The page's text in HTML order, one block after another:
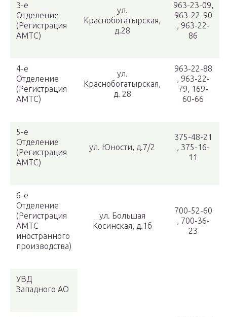
3-е
Отделение
(Регистрация
АМТС)
ул.
Краснобогатырская,
д.28
963-23-09,
963-22-90
, 963-22-
86
4-е
Отделение
(Регистрация
АМТС)
ул.
Краснобогатырская,
д. 28
963-22-88
, 963-22-
79, 169-
60-66
5-е
Отделение
(Регистрация
АМТС)
ул. Юности, д.7/2
375-48-21
, 375-16-
11
6-е
Отделение
(Регистрация
АМТС
иностранного
производства)
ул. Большая
Косинская, д.1б
700-52-60
, 700-36-
23
УВД
Западного АО